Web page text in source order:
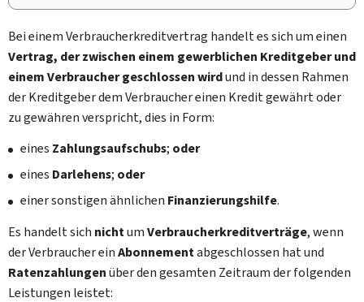
Bei einem Verbraucherkreditvertrag handelt es sich um einen
Vertrag, der zwischen einem gewerblichen Kreditgeber und
einem Verbraucher geschlossen wirdund in dessen Rahmen
der Kreditgeber dem Verbraucher einen Kredit gewährt oder
zu gewähren verspricht, dies in Form:
eines Zahlungsaufschubs; oder
eines Darlehens; oder
einer sonstigen ähnlichen Finanzierungshilfe.
Es handelt sich nichtumVerbraucherkreditverträge, wenn
der Verbraucher einAbonnementabgeschlossen hat und
Ratenzahlungenüber den gesamten Zeitraum der folgenden
Leistungen leistet: